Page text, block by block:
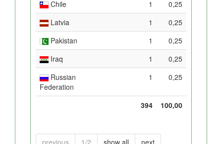
Chile
1
0,25
Latvia
1
0,25
Pakistan
1
0,25
Iraq
1
0,25
Russian
Federation
1 0,25
394 100,00
previous 1/2 show all next